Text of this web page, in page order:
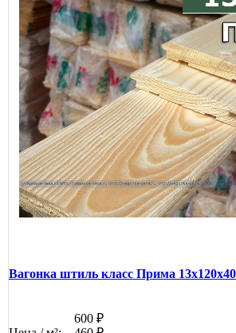
Вагонка штиль класс Прима
600 ₽